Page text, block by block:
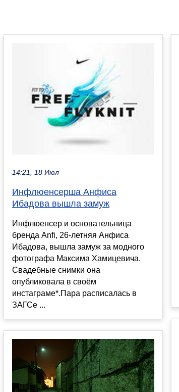
14:21, 18 Июл
Инфлюенсерша Анфиса
Ибадова вышла замуж
Инфлюенсер и основательница
бренда Anfi, 26-летняя Анфиса
Ибадова, вышла замуж за модного
фотографа Максима Хамицевича.
Свадебные снимки она
опубликовала в своём
инстаграме*.Пара расписалась в
ЗАГСе ...